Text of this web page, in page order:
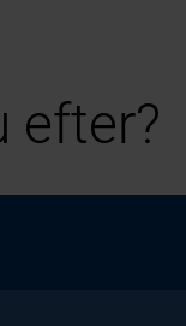
efter?